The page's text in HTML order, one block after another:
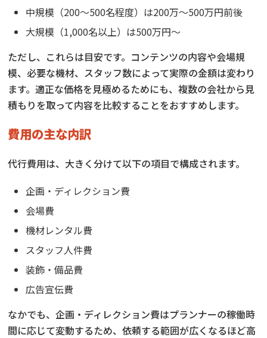
中規模（200〜500名程度）は200万〜500万円前後
大規模（1,000名以上）は500万円～
ただし、これらは目安です。コンテンツの内容や会場規
模、必要な機材、スタッフ数によって実際の金額は変わり
ます。適正な価格を見極めるためにも、複数の会社から見
積もりを取って内容を比較することをおすすめします。
費用の主な内訳
代行費用は、大きく分けて以下の項目で構成されます。
企画・ディレクション費
会場費
機材レンタル費
スタッフ人件費
装飾・備品費
広告宣伝費
なかでも、企画・ディレクション費はプランナーの稼働時
間に応じて変動するため、依頼する範囲が広くなるほど高